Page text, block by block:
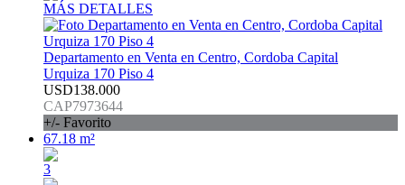
MÁS DETALLES
Departamento en Venta en Centro, Cordoba Capital
Urquiza 170 Piso 4
USD138.000
CAP7973644
+/- Favorito
67.18 m²
3